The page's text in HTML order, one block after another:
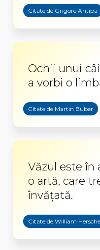
Citate de Grigore Antipa
Ochii unui
a vorbi o
Citate de Martin Buber
Văzul este
o artă, care
învăţată.
Citate de William